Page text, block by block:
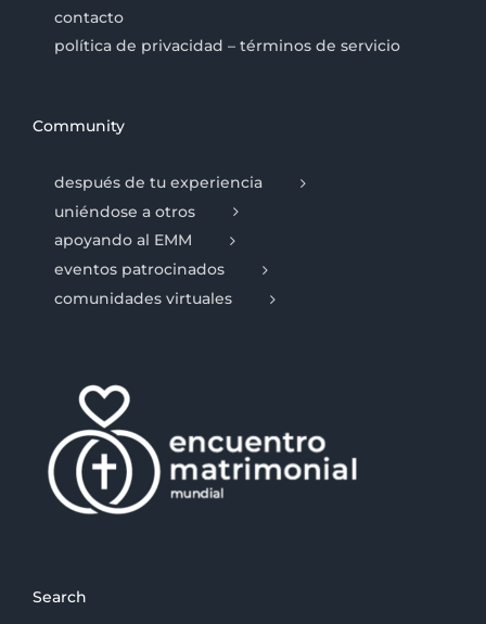
contacto
política de privacidad – términos de servicio
Community
después de tu experiencia
uniéndose a otros
apoyando al EMM
eventos patrocinados
comunidades virtuales
Search